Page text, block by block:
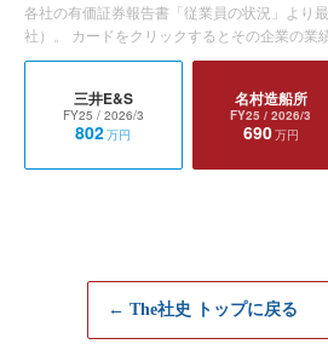
各社の有価証券報告書「従業員の状況」より
社）。 カードをクリックするとその企業の業
三井E&S
FY25 / 2026/3
802万円
名村造船所
FY25 / 2026/3
690万円
← The社史 トップに戻る